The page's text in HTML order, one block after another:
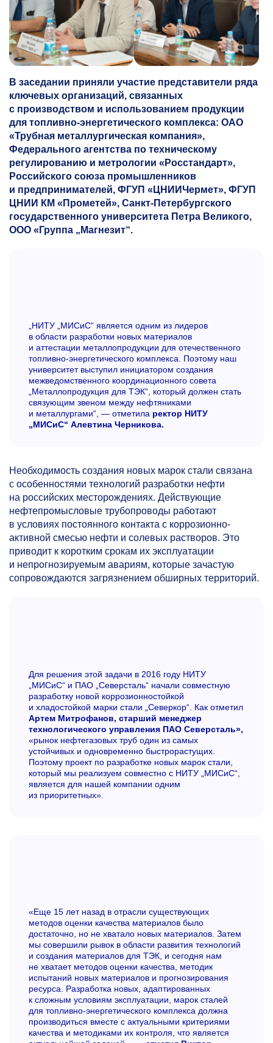
В заседании приняли участие представители ряда
ключевых организаций, связанных
с производством и использованием продукции
для топливно-энергетического комплекса: ОАО
«Трубная металлургическая компания»,
Федерального агентства по техническому
регулированию и метрологии «Росстандарт»,
Российского союза промышленников
и предпринимателей, ФГУП «ЦНИИЧермет», ФГУП
ЦНИИ КМ «Прометей», Санкт-Петербургского
государственного университета Петра Великого,
ООО «Группа „Магнезит“.
„НИТУ „МИСиС“ является одним из лидеров
в области разработки новых материалов
и аттестации металлопродукции для отечественного
топливно-энергетического комплекса. Поэтому наш
университет выступил инициатором создания
межведомственного координационного совета
„Металлопродукция для ТЭК“, который должен стать
связующим звеном между нефтяниками
и металлургами“, — отметила ректор НИТУ
„МИСиС“ Алевтина Черникова.
Необходимость создания новых марок стали связана
с особенностями технологий разработки нефти
на российских месторождениях. Действующие
нефтепромысловые трубопроводы работают
в условиях постоянного контакта с коррозионно-
активной смесью нефти и солевых растворов. Это
приводит к коротким срокам их эксплуатации
и непрогнозируемым авариям, которые зачастую
сопровождаются загрязнением обширных территорий.
Для решения этой задачи в 2016 году НИТУ
„МИСиС“ и ПАО „Северсталь“ начали совместную
разработку новой коррозионностойкой
и хладостойкой марки стали „Северкор“. Как отметил
Артем Митрофанов, старший менеджер
технологического управления ПАО Северсталь»,
«рынок нефтегазовых труб один из самых
устойчивых и одновременно быстрорастущих.
Поэтому проект по разработке новых марок стали,
который мы реализуем совместно с НИТУ „МИСиС“,
является для нашей компании одним
из приоритетных».
«Еще 15 лет назад в отрасли существующих
методов оценки качества материалов было
достаточно, но не хватало новых материалов. Затем
мы совершили рывок в области развития технологий
и создания материалов для ТЭК, и сегодня нам
не хватает методов оценки качества, методик
испытаний новых материалов и прогнозирования
ресурса. Разработка новых, адаптированных
к сложным условиям эксплуатации, марок сталей
для топливно-энергетического комплекса должна
производиться вместе с актуальными критериями
качества и методиками их контроля, что является